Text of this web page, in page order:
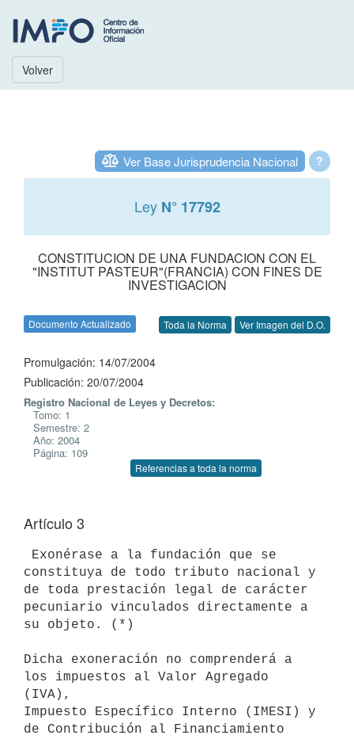
Volver
?
Ver Base Jurisprudencia Nacional
Ley N° 17792
CONSTITUCION DE UNA FUNDACION CON EL
"INSTITUT PASTEUR"(FRANCIA) CON FINES DE
INVESTIGACION
Documento Actualizado Toda la Norma Ver Imagen del D.O.
Promulgación: 14/07/2004
Publicación: 20/07/2004
Registro Nacional de Leyes y Decretos:
Tomo: 1
Semestre: 2
Año: 2004
Página: 109
Referencias a toda la norma
Artículo 3
constituya de todo tributo nacional y
de toda prestación legal de carácter
pecuniario vinculados directamente a
su objeto. (*)
Dicha exoneración no comprenderá a
los impuestos al Valor Agregado
(IVA),
Impuesto Específico Interno (IMESI) y
de Contribución al Financiamiento